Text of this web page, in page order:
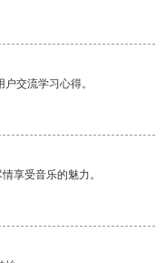
交流学习心得。
享受音乐的魅力。